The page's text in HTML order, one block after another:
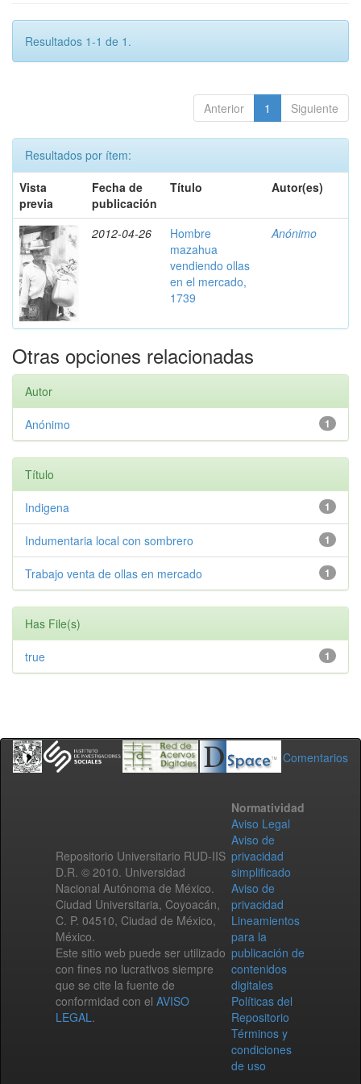
Resultados 1-1 de 1.
Anterior 1 Siguiente
Resultados por ítem:
Vista
previa
Fecha de
publicación
Título Autor(es)
2012-04-26
Hombre
mazahua
vendiendo ollas
en el mercado,
1739
Anónimo
Otras opciones relacionadas
Autor
1
Anónimo
Título
1
Indigena
1
Indumentaria local con sombrero
1
Trabajo venta de ollas en mercado
Has File(s)
1
true
Comentarios
Repositorio Universitario RUD-IIS
D.R. © 2010. Universidad
Nacional Autónoma de México.
Ciudad Universitaria, Coyoacán,
C. P. 04510, Ciudad de México,
México.
Este sitio web puede ser utilizado
con fines no lucrativos siempre
que se cite la fuente de
conformidad con el AVISO
LEGAL.
Normatividad
Aviso Legal
Aviso de
privacidad
simplificado
Aviso de
privacidad
Lineamientos
para la
publicación de
contenidos
digitales
Políticas del
Repositorio
Términos y
condiciones
de uso